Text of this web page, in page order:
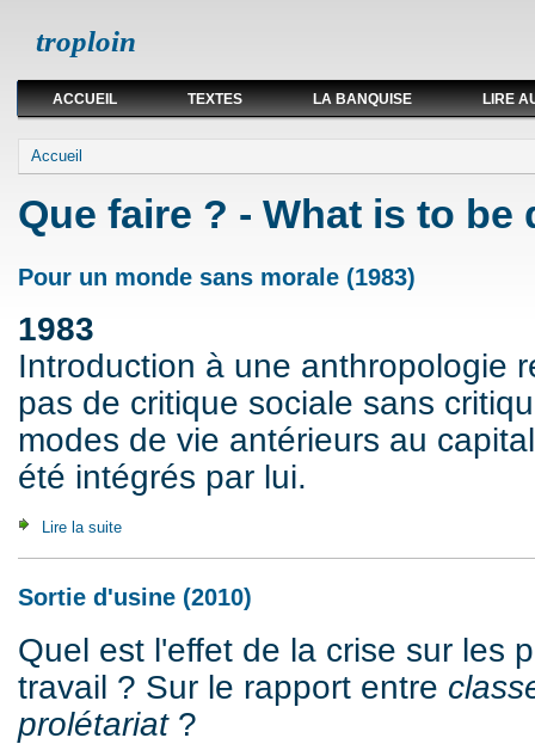
troploin
ACCUEIL TEXTES LA BANQUISE LIRE
Vous êtes ici
Accueil
Que faire ? - What is to be
Pour un monde sans morale (1983)
1983
Introduction à une anthropologie
pas de critique sociale sans
modes de vie antérieurs au
été intégrés par lui.
Lire la suite
Sortie d'usine (2010)
Quel est l'effet de la crise sur les
travail ? Sur le rapport entre
prolétariat?